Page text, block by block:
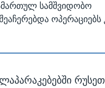
სამშვიდობო
ოპერაციებს